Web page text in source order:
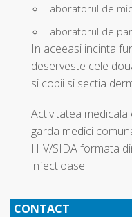
Laboratorul de
Laboratorul de
In aceeasi incinta
deserveste cele
si copii si sectia
Activitatea
garda medici
HIV/SIDA formata
infectioase.
CONTACT